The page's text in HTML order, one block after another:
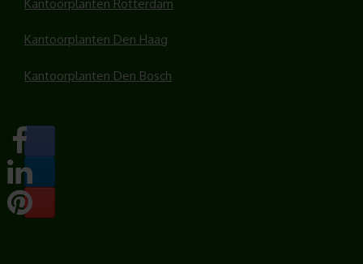
Kantoorplanten Rotterdam
Kantoorplanten Den Haag
Kantoorplanten Den Bosch